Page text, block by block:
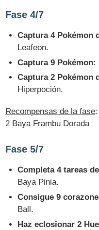
Fase 4/7
Captura 4 Pokémon
Leafeon.
Captura 9 Pokémon:
Captura 2 Pokémon
Hiperpoción.
Recompensas de la fase
2 Baya Frambu Dorada
Fase 5/7
Completa 4 tareas
Baya Pinia.
Consigue 9
Ball.
Haz eclosionar 2